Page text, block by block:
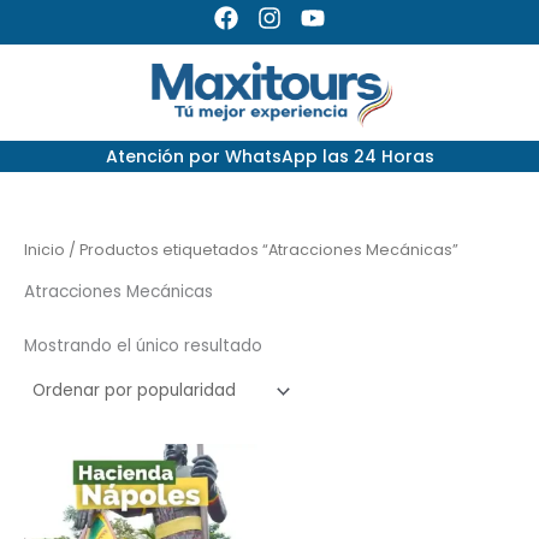
F
a
c
e
b
o
o
I
n
s
t
a
g
r
Y
o
u
t
u
b
e
Atención por WhatsApp las 24 Horas
Inicio / Productos etiquetados “Atracciones Mecánicas”
Atracciones Mecánicas
Mostrando el único resultado